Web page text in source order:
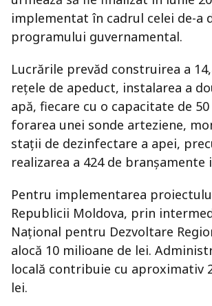
implementat în cadrul celei de-a
programului guvernamental.
Lucrările prevăd construirea a
rețele de apeduct, instalarea a
apă, fiecare cu o capacitate de
forarea unei sonde arteziene,
stații de dezinfectare a apei,
realizarea a 424 de branșamente
Pentru implementarea
Republicii Moldova, prin
Național pentru Dezvoltare
alocă 10 milioane de lei.
locală contribuie cu aproximativ
lei.